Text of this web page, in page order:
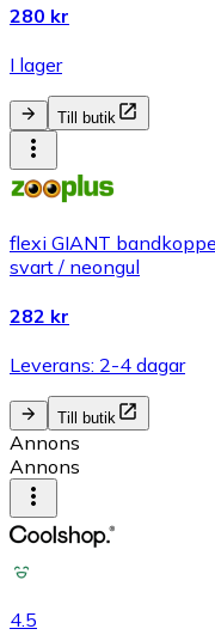
280 kr
I lager
Till butik
flexi GIANT
svart / neongul
282 kr
Leverans: 2-4 dagar
Till butik
Annons
Annons
4.5